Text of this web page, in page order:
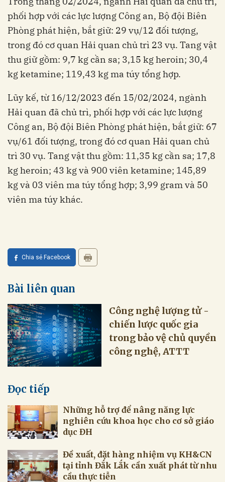
phối hợp với các lực lượng Công an, Bộ đội Biên
Phòng phát hiện, bắt giữ: 29 vụ/12 đối tượng,
trong đó cơ quan Hải quan chủ trì 23 vụ. Tang vật
thu giữ gồm: 9,7 kg cần sa; 3,15 kg heroin; 30,4
kg ketamine; 119,43 kg ma túy tổng hợp.
Lũy kế, từ 16/12/2023 đến 15/02/2024, ngành
Hải quan đã chủ trì, phối hợp với các lực lượng
Công an, Bộ đội Biên Phòng phát hiện, bắt giữ: 67
vụ/61 đối tượng, trong đó cơ quan Hải quan chủ
trì 30 vụ. Tang vật thu gồm: 11,35 kg cần sa; 17,8
kg heroin; 43 kg và 900 viên ketamine; 145,89
kg và 03 viên ma túy tổng hợp; 3,99 gram và 50
viên ma túy khác.
Chia sẻ Facebook
Bài liên quan
Công nghệ lượng tử -
chiến lược quốc gia
trong bảo vệ chủ quyền
công nghệ, ATTT
Đọc tiếp
Những hỗ trợ để nâng năng lực
nghiên cứu khoa học cho cơ sở giáo
dục ĐH
Đề xuất, đặt hàng nhiệm vụ KH&CN
tại tỉnh Đắk Lắk cần xuất phát từ nhu
cầu thực tiễn